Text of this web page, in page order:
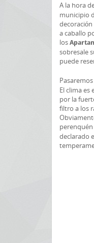
A la hora
municipio
a caballo
los
sobresale
puede
El clima
por la
filtro a los
declarado